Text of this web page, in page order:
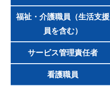
福祉・介護職員（生活支援
員を含む）
サービス管理責任者
看護職員